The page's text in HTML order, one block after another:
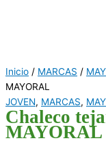
Inicio / MARCAS /
MAYORAL
JOVEN, MARCAS,
Chaleco
MAYORAL